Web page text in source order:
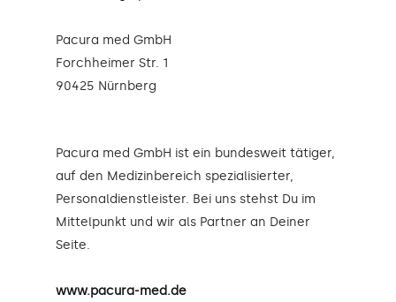
Pacura med GmbH
Forchheimer Str. 1
90425 Nürnberg
Pacura med GmbH ist ein bundesweit tätiger,
auf den Medizinbereich spezialisierter,
Personaldienstleister. Bei uns stehst Du im
Mittelpunkt und wir als Partner an Deiner
Seite.
www.pacura-med.de